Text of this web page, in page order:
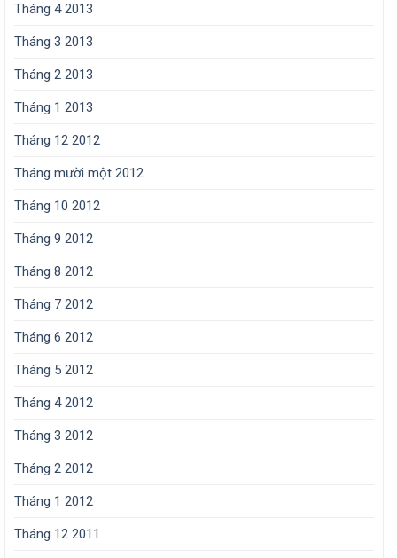
Tháng 4 2013
Tháng 3 2013
Tháng 2 2013
Tháng 1 2013
Tháng 12 2012
Tháng mười một 2012
Tháng 10 2012
Tháng 9 2012
Tháng 8 2012
Tháng 7 2012
Tháng 6 2012
Tháng 5 2012
Tháng 4 2012
Tháng 3 2012
Tháng 2 2012
Tháng 1 2012
Tháng 12 2011